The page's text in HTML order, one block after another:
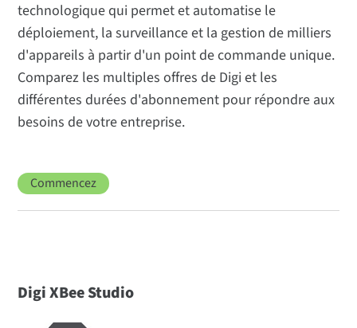
technologique qui permet et automatise le
déploiement, la surveillance et la gestion de milliers
d'appareils à partir d'un point de commande unique.
Comparez les multiples offres de Digi et les
différentes durées d'abonnement pour répondre aux
besoins de votre entreprise.
Commencez
Digi XBee Studio